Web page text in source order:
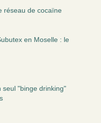
réseau de cocaïne
en Moselle : le
seul "binge drinking"